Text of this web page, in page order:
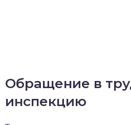
Обращение в
инспекцию